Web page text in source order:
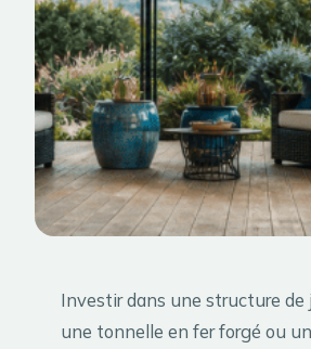
Investir dans une structure de
une tonnelle en fer forgé ou